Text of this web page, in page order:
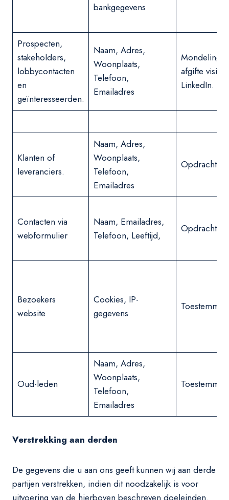
bankgegevens
Prospecten,
stakeholders,
lobbycontacten
en
geïnteresseerden.
Naam, Adres,
Woonplaats,
Telefoon,
Emailadres
Mondelinge
afgifte
LinkedIn.
Klanten of
leveranciers.
Naam, Adres,
Woonplaats,
Telefoon,
Emailadres
Opdracht
Contacten via
webformulier
Naam, Emailadres,
Telefoon, Leeftijd,
Opdracht
Bezoekers
website
Cookies, IP-
gegevens
Oud-leden
Naam, Adres,
Woonplaats,
Telefoon,
Emailadres
Verstrekking aan derden
De gegevens die u aan ons geeft kunnen wij aan derde
partijen verstrekken, indien dit noodzakelijk is voor
uitvoering van de hierboven beschreven doeleinden.